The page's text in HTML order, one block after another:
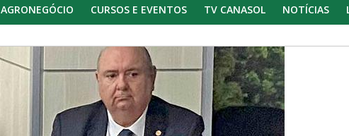
AGRONEGÓCIO CURSOS E EVENTOS TV CANASOL NOTÍCIAS